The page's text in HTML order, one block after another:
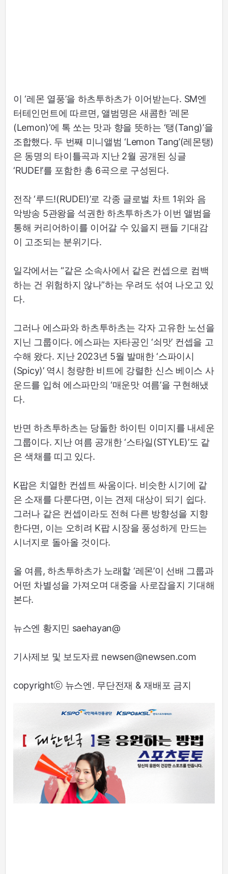
이 ‘레몬 열풍’을 하츠투하츠가 이어받는다. SM엔
터테인먼트에 따르면, 앨범명은 새콤한 ‘레몬
(Lemon)’에 톡 쏘는 맛과 향을 뜻하는 ‘탱(Tang)’을
조합했다. 두 번째 미니앨범 ‘Lemon Tang’(레몬탱)
은 동명의 타이틀곡과 지난 2월 공개된 싱글
‘RUDE!’를 포함한 총 6곡으로 구성된다.
전작 ‘루드!(RUDE!)’로 각종 글로벌 차트 1위와 음
악방송 5관왕을 석권한 하츠투하츠가 이번 앨범을
통해 커리어하이를 이어갈 수 있을지 팬들 기대감
이 고조되는 분위기다.
일각에서는 “같은 소속사에서 같은 컨셉으로 컴백
하는 건 위험하지 않나”하는 우려도 섞여 나오고 있
다.
그러나 에스파와 하츠투하츠는 각자 고유한 노선을
지닌 그룹이다. 에스파는 자타공인 ‘쇠맛’ 컨셉을 고
수해 왔다. 지난 2023년 5월 발매한 ‘스파이시
(Spicy)’ 역시 청량한 비트에 강렬한 신스 베이스 사
운드를 입혀 에스파만의 ‘매운맛 여름’을 구현해냈
다.
반면 하츠투하츠는 당돌한 하이틴 이미지를 내세운
그룹이다. 지난 여름 공개한 ‘스타일(STYLE)’도 같
은 색채를 띠고 있다.
K팝은 치열한 컨셉트 싸움이다. 비슷한 시기에 같
은 소재를 다룬다면, 이는 견제 대상이 되기 쉽다.
그러나 같은 컨셉이라도 전혀 다른 방향성을 지향
한다면, 이는 오히려 K팝 시장을 풍성하게 만드는
시너지로 돌아올 것이다.
올 여름, 하츠투하츠가 노래할 ‘레몬’이 선배 그룹과
어떤 차별성을 가져오며 대중을 사로잡을지 기대해
본다.
뉴스엔 황지민 saehayan@
기사제보 및 보도자료 newsen@newsen.com
copyrightⓒ 뉴스엔. 무단전재 & 재배포 금지